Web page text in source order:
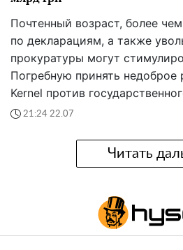
Почтенный возраст, более
по декларациям, а также
прокуратуры могут
Погребную принять недоброе
Kernel против
21:24 22.07
Читать